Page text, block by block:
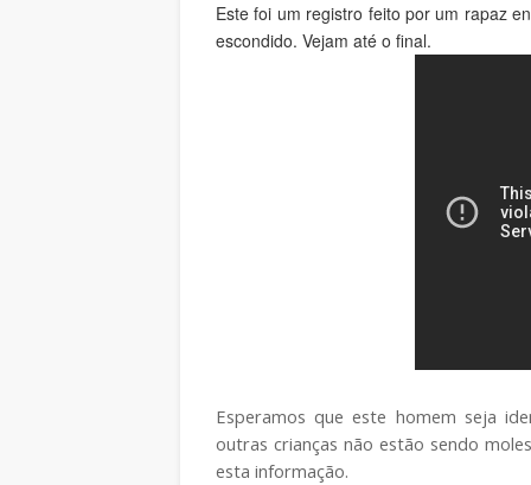
Este foi um registro feito por um rapaz
escondido. Vejam até o final.
Esperamos que este homem seja
outras crianças não estão sendo
esta informação.